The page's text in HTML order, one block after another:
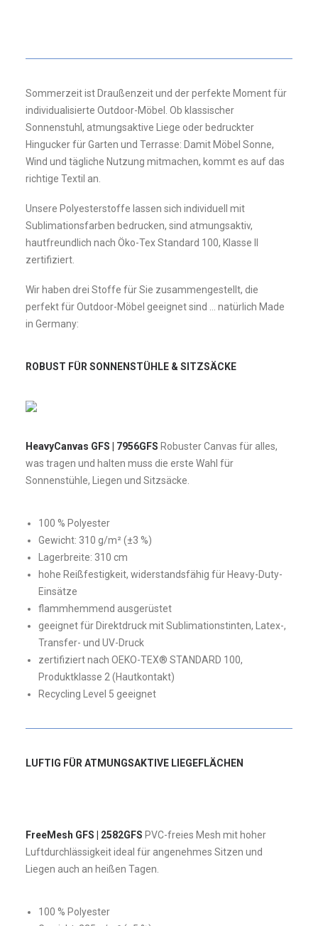
Sommerzeit ist Draußenzeit und der perfekte Moment für
individualisierte Outdoor-Möbel. Ob klassischer
Sonnenstuhl, atmungsaktive Liege oder bedruckter
Hingucker für Garten und Terrasse: Damit Möbel Sonne,
Wind und tägliche Nutzung mitmachen, kommt es auf das
richtige Textil an.
Unsere Polyesterstoffe lassen sich individuell mit
Sublimationsfarben bedrucken, sind atmungsaktiv,
hautfreundlich nach Öko-Tex Standard 100, Klasse II
zertifiziert.
Wir haben drei Stoffe für Sie zusammengestellt, die
perfekt für Outdoor-Möbel geeignet sind … natürlich Made
in Germany:
ROBUST FÜR SONNENSTÜHLE & SITZSÄCKE
HeavyCanvas GFS | 7956GFS Robuster Canvas für alles,
was tragen und halten muss die erste Wahl für
Sonnenstühle, Liegen und Sitzsäcke.
100 % Polyester
Gewicht: 310 g/m² (±3 %)
Lagerbreite: 310 cm
hohe Reißfestigkeit, widerstandsfähig für Heavy-Duty-
Einsätze
flammhemmend ausgerüstet
geeignet für Direktdruck mit Sublimationstinten, Latex-,
Transfer- und UV-Druck
zertifiziert nach OEKO-TEX® STANDARD 100,
Produktklasse 2 (Hautkontakt)
Recycling Level 5 geeignet
LUFTIG FÜR ATMUNGSAKTIVE LIEGEFLÄCHEN
FreeMesh GFS | 2582GFS PVC-freies Mesh mit hoher
Luftdurchlässigkeit ideal für angenehmes Sitzen und
Liegen auch an heißen Tagen.
100 % Polyester